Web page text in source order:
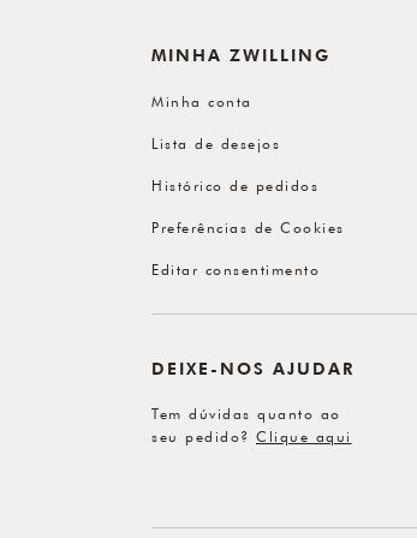
MINHA ZWILLING
Minha conta
Lista de desejos
Histórico de pedidos
Preferências de Cookies
Editar consentimento
DEIXE-NOS AJUDAR
Tem dúvidas quanto ao
seu pedido? Clique aqui